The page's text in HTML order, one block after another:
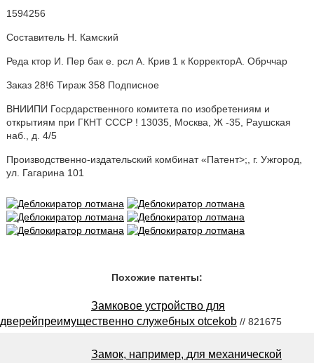
1594256
Составитель H. Камский
Реда ктор И. Пер бак е. рсл А. Крив 1 к КорректорА. Обрччар
Заказ 28!6 Тираж 358 Подписное
ВНИИПИ Госрдарственного комитета по изобретениям и
открытиям при ГКНТ СССР ! 13035, Москва, Ж -35, Раушская
наб., д. 4/5
Производственно-издательский комбинат «Патент>;, г. Ужгород,
ул. Гагарина 101
Похожие патенты:
Замковое устройство для
дверейпреимущественно служебных otcekob // 821675
Замок, например, для механической